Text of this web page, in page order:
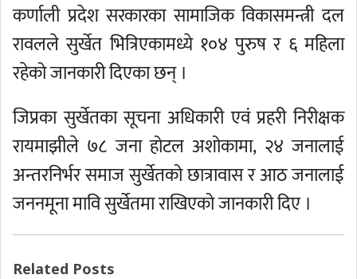
कर्णाली प्रदेश सरकारका सामाजिक विकासमन्त्री दल
रावलले सुर्खेत भित्रिएकामध्ये १०४ पुरुष र ६ महिला
रहेको जानकारी दिएका छन् ।
जिप्रका सुर्खेतका सूचना अधिकारी एवं प्रहरी निरीक्षक
रायमाझीले ७८ जना होटल अशोकामा, २४ जनालाई
अन्तरनिर्भर समाज सुर्खेतको छात्रावास र आठ जनालाई
जननमूना मावि सुर्खेतमा राखिएको जानकारी दिए ।
Related Posts